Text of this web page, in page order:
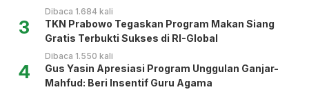
Dibaca 1.684 kali
3
TKN Prabowo Tegaskan Program Makan Siang
Gratis Terbukti Sukses di RI-Global
Dibaca 1.550 kali
4
Gus Yasin Apresiasi Program Unggulan Ganjar-
Mahfud: Beri Insentif Guru Agama